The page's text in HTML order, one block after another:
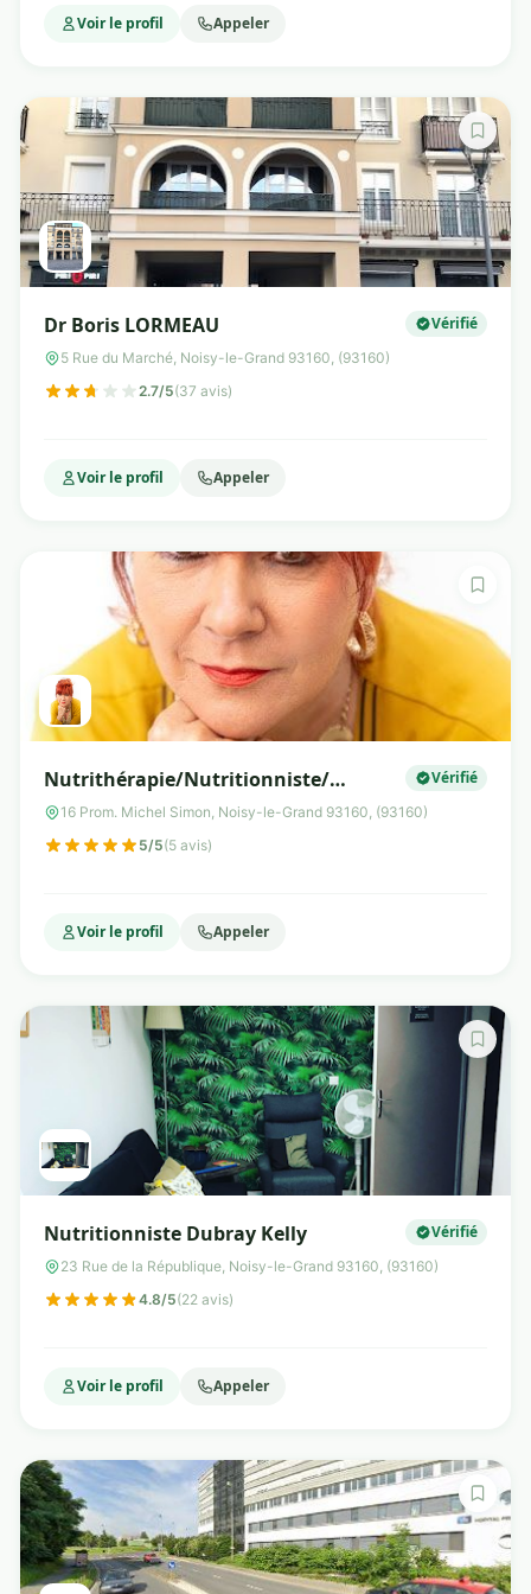
Voir le profil Appeler
Dr Boris LORMEAU Vérifié
5 Rue du Marché, Noisy-le-Grand 93160, (93160)
2.7/5(37 avis)
Voir le profil Appeler
Nutrithérapie/Nutritionniste/
Micronutrition/Praticien en Médecine
fonctionnelle . Cabinet de
Vérifié
16 Prom. Michel Simon, Noisy-le-Grand 93160, (93160)
5/5(5 avis)
Voir le profil Appeler
Nutritionniste Dubray Kelly Vérifié
23 Rue de la République, Noisy-le-Grand 93160, (93160)
4.8/5(22 avis)
Voir le profil Appeler